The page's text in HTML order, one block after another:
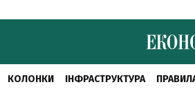
КОЛОНКИ ІНФРАСТРУКТУРА